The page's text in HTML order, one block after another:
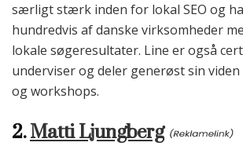
særligt stærk inden for lokal SEO og
hundredvis af danske virksomheder
lokale søgeresultater. Line er også
underviser og deler generøst sin
og workshops.
2.Matti Ljungberg